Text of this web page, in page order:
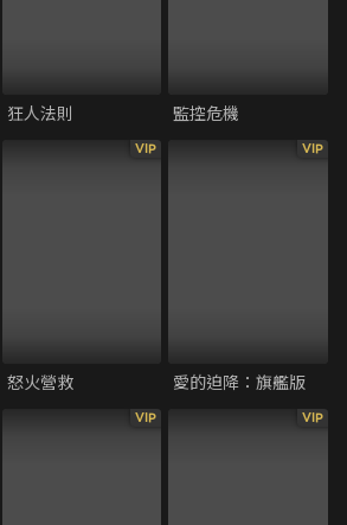
狂人法則 監控危機
VIP
怒火營救
VIP
愛的迫降：旗艦版
VIP VIP